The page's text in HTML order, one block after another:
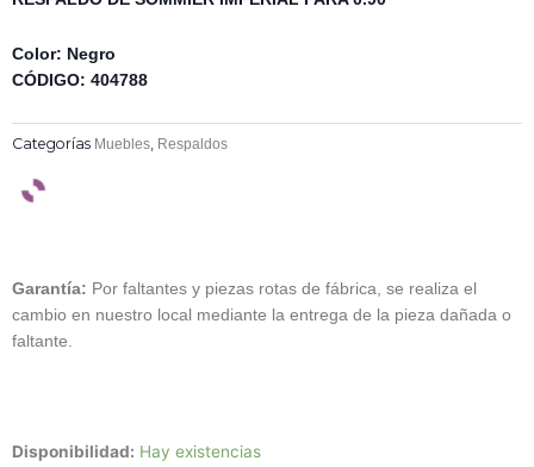
Color: Negro
CÓDIGO: 404788
Categorías Muebles, Respaldos
Garantía: Por faltantes y piezas rotas de fábrica, se realiza el
cambio en nuestro local mediante la entrega de la pieza dañada o
faltante.
Disponibilidad: Hay existencias
Respaldo